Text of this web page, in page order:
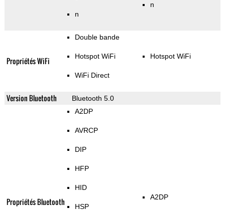
n
n
Propriétés WiFi
Double bande
Hotspot WiFi
WiFi Direct
Hotspot WiFi
Version Bluetooth Bluetooth 5.0
Propriétés Bluetooth
A2DP
AVRCP
DIP
HFP
HID
HSP
A2DP